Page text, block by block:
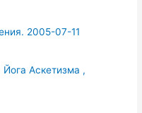
2005-07-11
Аскетизма ,